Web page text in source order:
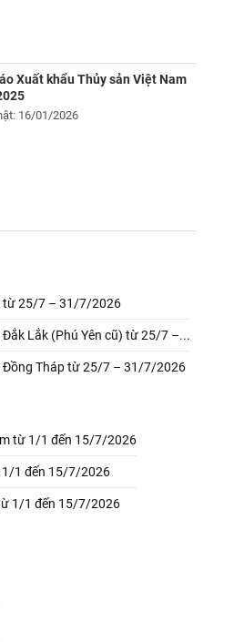
Xuất khẩu Thủy sản Việt Nam
16/01/2026
từ 25/7 – 31/7/2026
Lắk (Phú Yên cũ) từ 25/7 –...
Đồng Tháp từ 25/7 – 31/7/2026
từ 1/1 đến 15/7/2026
1/1 đến 15/7/2026
1/1 đến 15/7/2026